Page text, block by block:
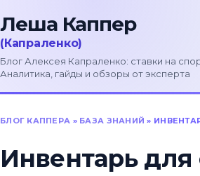
Блог Алексея Капраленко: ставки на
Аналитика, гайды и обзоры от эксперта
БЛОГ КАППЕРА » БАЗА ЗНАНИЙ »
Инвентарь для